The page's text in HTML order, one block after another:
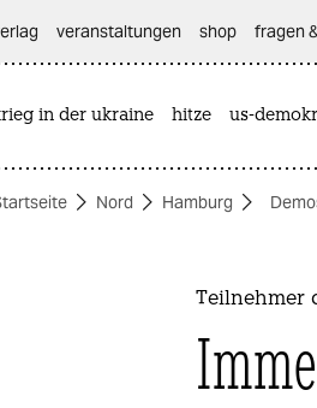
veranstaltungen shop fragen
in der ukraine hitze us-
Nord Hamburg
Teilnehmer